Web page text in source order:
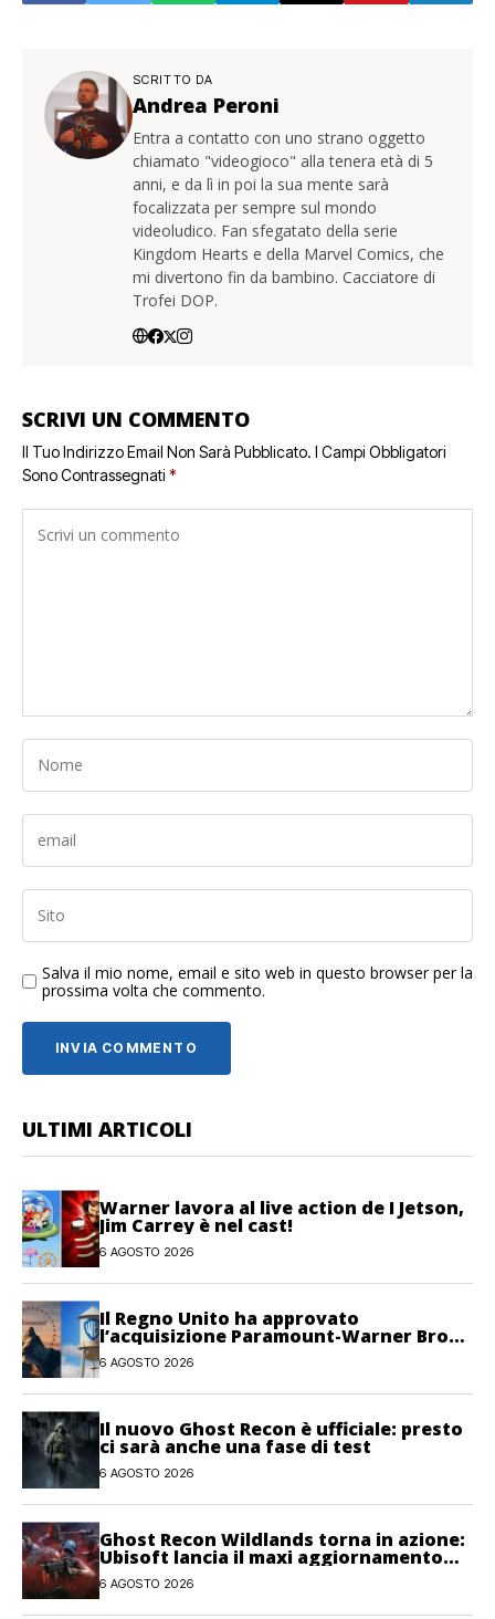
SCRITTO DA
Andrea Peroni
Entra a contatto con uno strano oggetto
chiamato "videogioco" alla tenera età di 5
anni, e da lì in poi la sua mente sarà
focalizzata per sempre sul mondo
videoludico. Fan sfegatato della serie
Kingdom Hearts e della Marvel Comics, che
mi divertono fin da bambino. Cacciatore di
Trofei DOP.
SCRIVI UN COMMENTO
Il Tuo Indirizzo Email Non Sarà Pubblicato. I Campi Obbligatori
Sono Contrassegnati *
Salva il mio nome, email e sito web in questo browser per la
prossima volta che commento.
ULTIMI ARTICOLI
Warner lavora al live action de I Jetson,
Jim Carrey è nel cast!
6 AGOSTO 2026
Il Regno Unito ha approvato
l’acquisizione Paramount-Warner Bros
Discovery
6 AGOSTO 2026
Il nuovo Ghost Recon è ufficiale: presto
ci sarà anche una fase di test
6 AGOSTO 2026
Ghost Recon Wildlands torna in azione:
Ubisoft lancia il maxi aggiornamento
gratuito Last Rites
6 AGOSTO 2026